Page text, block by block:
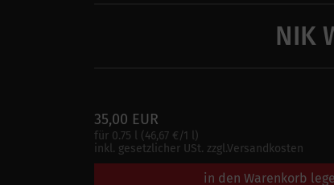
NIK
35,00 EUR
für 0.75 l (46,67 €/1 l)
inkl. gesetzlicher USt. zzgl.Versandkosten
in den Warenkorb